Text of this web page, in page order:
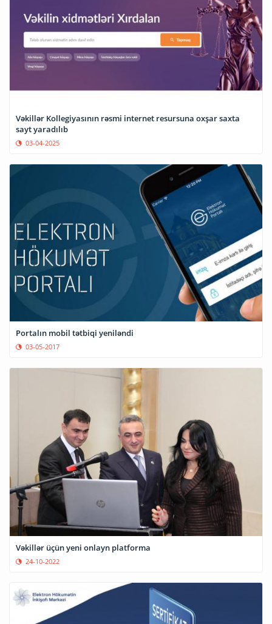
Vəkillər Kollegiyasının rəsmi internet resursuna oxşar saxta
sayt yaradılıb
03-04-2025
Portalın mobil tətbiqi yeniləndi
03-05-2017
Vəkillər üçün yeni onlayn platforma
24-10-2022